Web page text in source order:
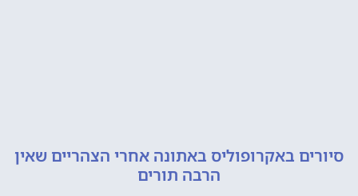
באקרופוליס באתונה אחרי הצהריים שאין
הרבה תורים